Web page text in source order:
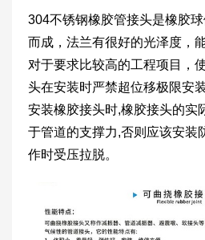
304不锈钢橡胶管接头是橡胶
而成，法兰有很好的光泽度，
对于要求比较高的工程项目，
头在安装时严禁超位移极限安
安装橡胶接头时,橡胶接头的实
于管道的支撑力,否则应该安装
作时受压拉脱。